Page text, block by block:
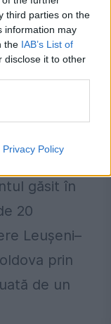
third parties on the
information may
the IAB’s List of
disclose it to other
Privacy Policy
spatele
aduse
găsit în
20
Leușeni–
prin
de un